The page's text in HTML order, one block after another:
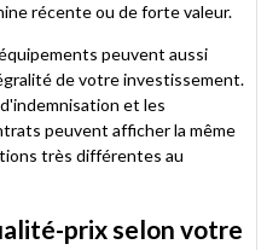
récente ou de forte valeur.
peuvent aussi
de votre investissement.
et les
peuvent afficher la même
très différentes au
prix selon votre